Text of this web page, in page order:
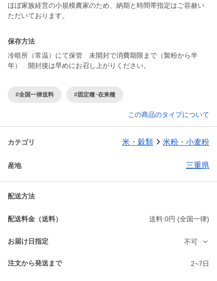
ほぼ家族経営の小規模農家のため、納期と時間帯指定はご容赦い
ただいております。
保存方法
冷暗所（常温）にて保管 未開封で消費期限まで（製粉から半
年） 開封後は早めにお召し上がりください。
#全国一律送料 #固定種･在来種
この商品のタイプについて
カテゴリ 米・穀類 米粉・小麦粉
産地 三重県
配送方法
配送料金（送料） 送料:0円 (全国一律)
お届け日指定 不可
注文から発送まで 2~7日